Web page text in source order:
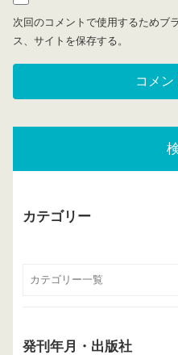
次回のコメントで使用するためブ
ス、サイトを保存する。
カテゴリー
発刊年月・出版社